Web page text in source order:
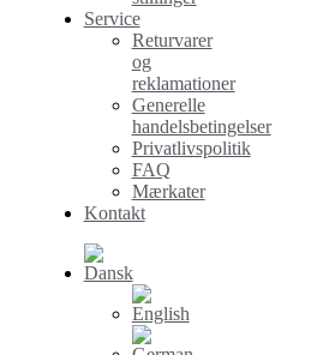
Service
Returvarer
og
reklamationer
Generelle
handelsbetingelser
Privatlivspolitik
FAQ
Mærkater
Kontakt